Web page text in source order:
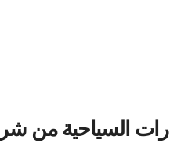
السياحية من